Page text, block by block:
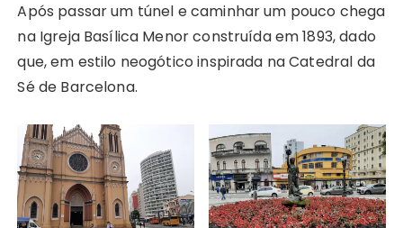
Após passar um túnel e caminhar um pouco chega
na Igreja Basílica Menor construída em 1893, dado
que, em estilo neogótico inspirada na Catedral da
Sé de Barcelona.